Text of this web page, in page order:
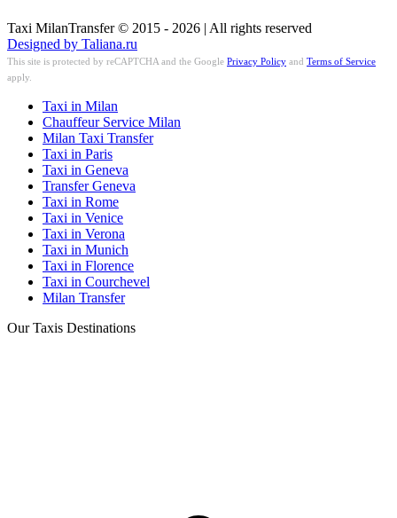
Taxi MilanTransfer © 2015 - 2026 | All rights reserved
Designed by Taliana.ru
This site is protected by reCAPTCHA and the Google Privacy Policy and Terms of Service
apply.
Taxi in Milan
Chauffeur Service Milan
Milan Taxi Transfer
Taxi in Paris
Taxi in Geneva
Transfer Geneva
Taxi in Rome
Taxi in Venice
Taxi in Verona
Taxi in Munich
Taxi in Florence
Taxi in Courchevel
Milan Transfer
Our Taxis Destinations